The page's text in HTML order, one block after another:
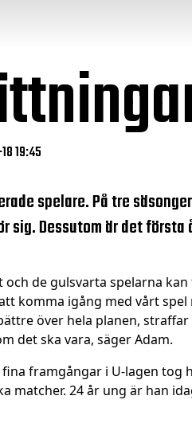
19:45
spelare. På tre
sig. Dessutom är det
och de gulsvarta spelarna
komma igång med vårt
över hela planen,
det ska vara, säger Adam.
fina framgångar i U-lagen
matcher. 24 år ung är han